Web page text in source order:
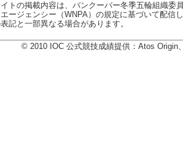
トの掲載内容は、バンクーバー冬季五輪組織委
ージェンシー（WNPA）の規定に基づいて配信
記と一部異なる場合があります。
© 2010 IOC 公式競技成績提供：Atos Origin